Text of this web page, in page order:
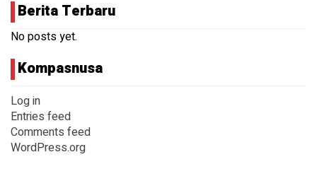
Berita Terbaru
No posts yet.
Kompasnusa
Log in
Entries feed
Comments feed
WordPress.org